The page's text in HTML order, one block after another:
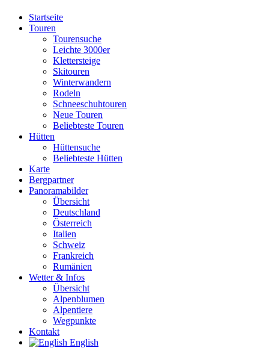
Startseite
Touren
Tourensuche
Leichte 3000er
Klettersteige
Skitouren
Winterwandern
Rodeln
Schneeschuhtouren
Neue Touren
Beliebteste Touren
Hütten
Hüttensuche
Beliebteste Hütten
Karte
Bergpartner
Panoramabilder
Übersicht
Deutschland
Österreich
Italien
Schweiz
Frankreich
Rumänien
Wetter & Infos
Übersicht
Alpenblumen
Alpentiere
Wegpunkte
Kontakt
English